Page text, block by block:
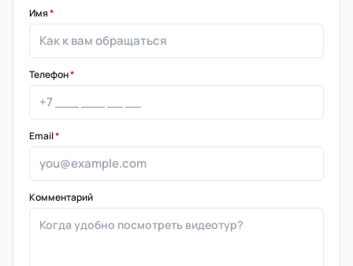
Имя*
Телефон*
Email*
Комментарий